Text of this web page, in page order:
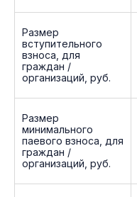
Размер
вступительного
взноса, для
граждан /
организаций, руб.
Размер
минимального
паевого взноса, для
граждан /
организаций, руб.